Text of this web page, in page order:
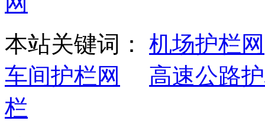
本站关键词： 机场护栏网
车间护栏网
高速公路
栏